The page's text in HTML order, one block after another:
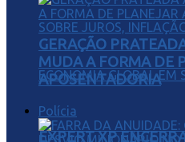
EXPERT XP
GERAÇÃO
MUDA A FORMA DE
APOSENTADORIA
Polícia